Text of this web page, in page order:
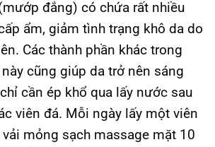
đắng) có chứa rất nhiều
ẩm, giảm tình trạng khô da do
Các thành phần khác trong
cũng giúp da trở nên sáng
cần ép khổ qua lấy nước sau
viên đá. Mỗi ngày lấy một viên
mỏng sạch massage mặt 10